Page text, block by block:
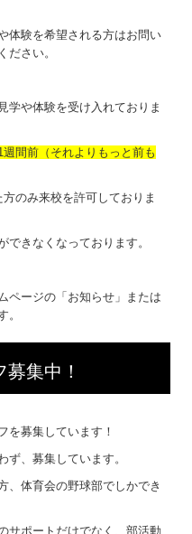
体験を希望される方はお問い
ださい。
学や体験を受け入れておりま
1週間前（それよりもっと前も
のみ来校を許可しておりま
きなくなっております。
ページの「お知らせ」または
。
集中！
を募集しています！
ず、募集しています。
、体育会の野球部でしかでき
サポートだけでなく、部活動